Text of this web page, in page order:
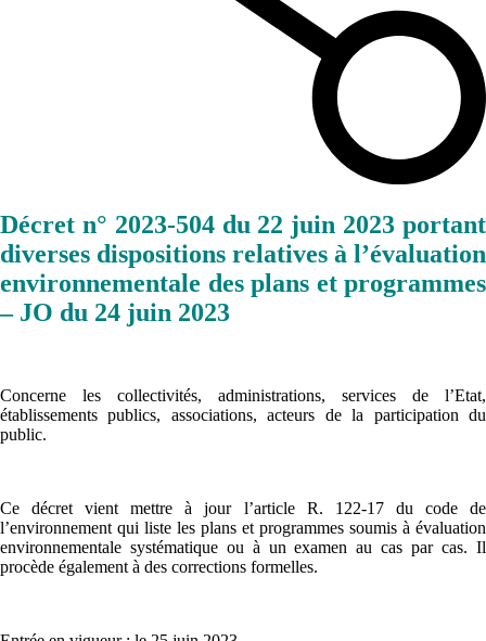
Décret n° 2023-504 du 22 juin 2023 portant
diverses dispositions relatives à l’évaluation
environnementale des plans et programmes
– JO du 24 juin 2023
Concerne les collectivités, administrations, services de l’Etat,
établissements publics, associations, acteurs de la participation du
public.
Ce décret vient mettre à jour l’article R. 122-17 du code de
l’environnement qui liste les plans et programmes soumis à évaluation
environnementale systématique ou à un examen au cas par cas. Il
procède également à des corrections formelles.